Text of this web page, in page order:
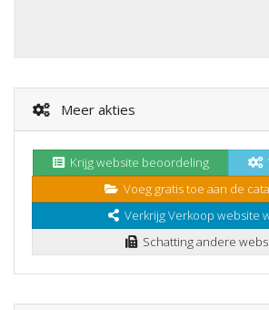
Meer akties
Krijg website beoordeling
Voeg gratis toe aan de
Verkrijg Verkoop website
Schatting andere